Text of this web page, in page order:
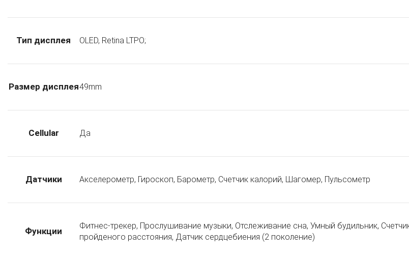
Тип дисплея OLED, Retina LTPO;
Размер дисплея49mm
Cellular Да
Датчики Акселерометр, Гироскоп, Барометр, Счетчик калорий, Шагомер, Пульсометр
Функции
Фитнес-трекер, Прослушивание музыки, Отслеживание сна, Умный будильник,
пройденого расстояния, Датчик сердцебиения (2 поколение)